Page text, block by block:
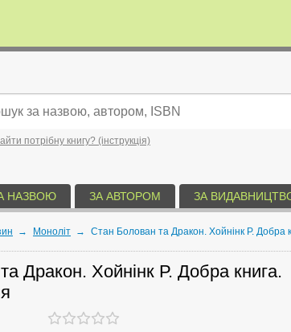
потрібну книгу? (інструкція)
НАЗВОЮ ЗА АВТОРОМ ЗА
→ Моноліт → Стан Болован та Дракон. Хойнінк Р. Добра
Дракон. Хойнінк Р. Добра книга.